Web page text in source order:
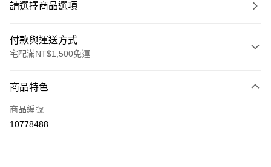
請選擇商品選項
付款與運送方式
宅配滿NT$1,500免運
信用卡一次付款
LINE Pay
商品特色
商品編號
10778488